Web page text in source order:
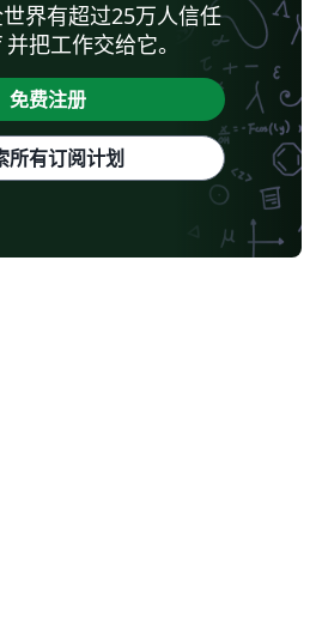
界有超过25万人信任
把工作交给它。
免费注册
所有订阅计划